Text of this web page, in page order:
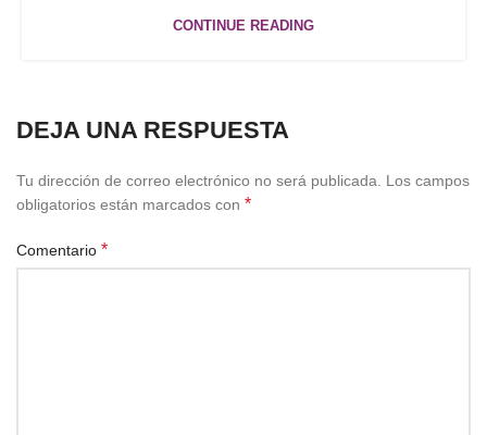
CONTINUE READING
DEJA UNA RESPUESTA
Tu dirección de correo electrónico no será publicada.
Los campos
obligatorios están marcados con *
Comentario *